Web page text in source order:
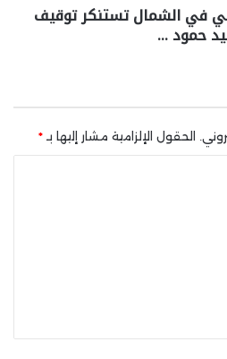
في الشمال تستنكر توقيف
حمود …
الحقول الإلزامية مشار إليها بـ *